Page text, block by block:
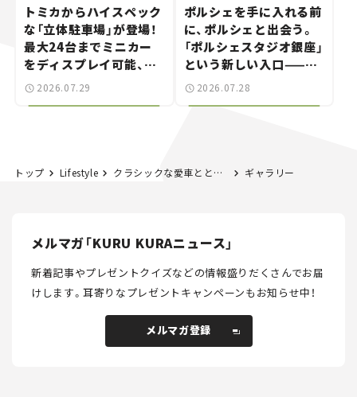
トミカからハイスペック
な「立体駐車場」が登場！
最大24台までミニカー
をディスプレイ可能、特
別な「日産 GT-R
2026.07.29
ポルシェを手に入れる前
に、ポルシェと出会う。
「ポルシェスタジオ銀座」
という新しい入口——連
載｜CCGとクルマでどう
2026.07.28
トップ Lifestyle クラシックな愛車とともに、沖縄を島巡りするクラシックカーラリーに密着【ジーロ・デッリゾラ沖縄｜Giro dell’Isola OKINAWA 2026】 ギャラリー
メルマガ「KURU KURAニュース」
新着記事やプレゼントクイズなどの情報盛りだくさんでお届
けします。耳寄りなプレゼントキャンペーンもお知らせ中！
メルマガ登録